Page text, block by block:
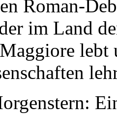
Roman-
im Land
lebt